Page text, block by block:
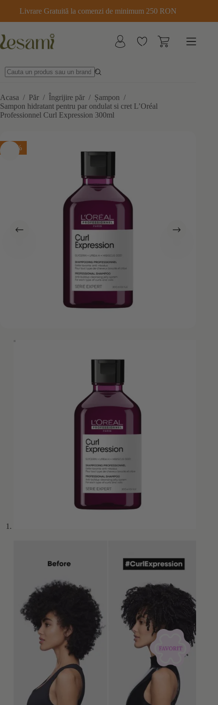
conținut
Livrare Gratuită la comenzi de minimum 250 RON
Acasa / Păr / Îngrijire păr / Șampon /
Sampon hidratant pentru par ondulat si cret L’Oréal
Professionnel Curl Expression 300ml
-15%